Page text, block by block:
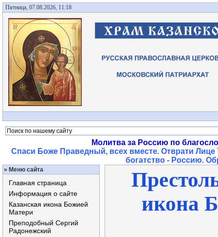
Пятница, 07.08.2026, 11:18
Молитва за Россию по
Спаси Боже Праведный, всех вместе. Отврати
богатство - Россию.
» Меню сайта
Главная страница
Информация о сайте
Казанская икона Божией
Матери
Преподобный Сергий
Радонежский
икона